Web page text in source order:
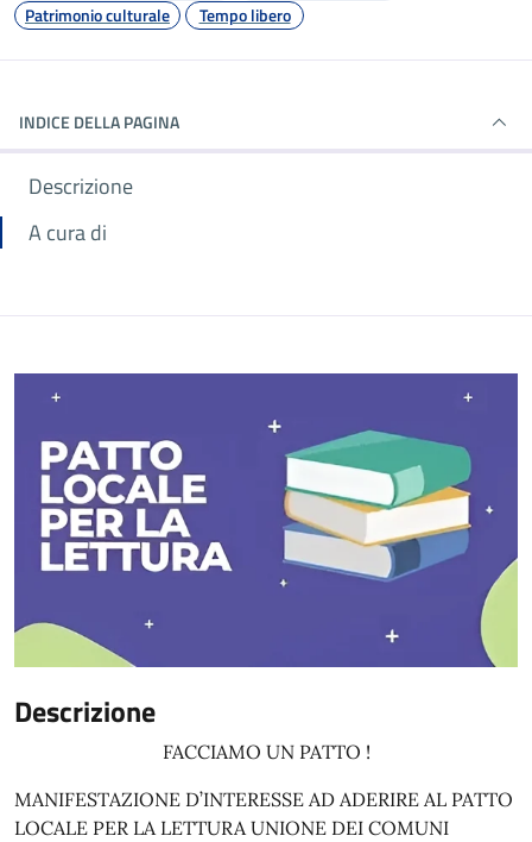
Patrimonio culturale
Tempo libero
INDICE DELLA PAGINA
Descrizione
A cura di
Descrizione
FACCIAMO UN PATTO !
MANIFESTAZIONE D’INTERESSE AD ADERIRE AL PATTO
LOCALE PER LA LETTURA UNIONE DEI COMUNI